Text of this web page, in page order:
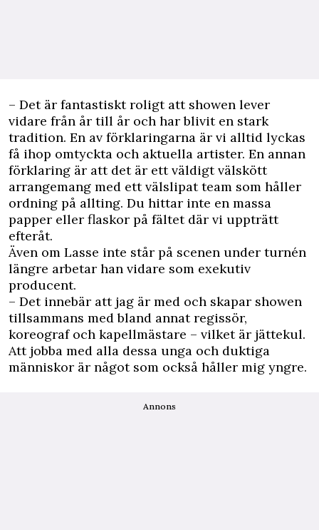
– Det är fantastiskt roligt att showen lever
vidare från år till år och har blivit en stark
tradition. En av förklaringarna är vi alltid lyckas
få ihop omtyckta och aktuella artister. En annan
förklaring är att det är ett väldigt välskött
arrangemang med ett välslipat team som håller
ordning på allting. Du hittar inte en massa
papper eller flaskor på fältet där vi uppträtt
efteråt.
Även om Lasse inte står på scenen under turnén
längre arbetar han vidare som exekutiv
producent.
– Det innebär att jag är med och skapar showen
tillsammans med bland annat regissör,
koreograf och kapellmästare – vilket är jättekul.
Att jobba med alla dessa unga och duktiga
människor är något som också håller mig yngre.
Annons